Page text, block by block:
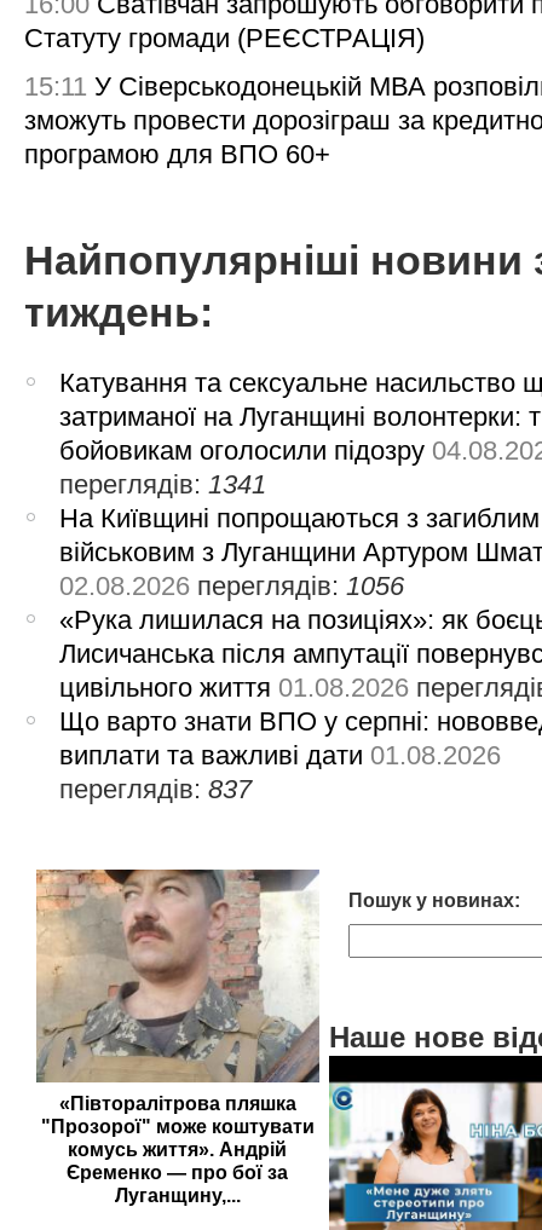
Статуту громади (РЕЄСТРАЦІЯ)
15:11 У Сіверськодонецькій МВА
зможуть провести дорозіграш за
програмою для ВПО 60+
Найпопулярніші новини
тиждень:
Катування та сексуальне насильство
затриманої на Луганщині волонтерки:
бойовикам оголосили підозру
переглядів: 1341
На Київщині попрощаються з загиблим
військовим з Луганщини Артуром
02.08.2026 переглядів: 1056
«Рука лишилася на позиціях»: як
Лисичанська після ампутації
цивільного життя 01.08.2026
Що варто знати ВПО у серпні:
виплати та важливі дати 01.08.2026
переглядів:837
«Півторалітрова пляшка
"Прозорої" може коштувати
комусь життя». Андрій
Єременко — про бої за
Луганщину,...
Пошук у новинах:
Наше нове